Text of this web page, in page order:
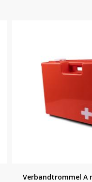
Verbandtrommel A